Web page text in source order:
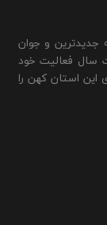
جدیدترین و جوان
سال فعالیت خود
استان کهن را